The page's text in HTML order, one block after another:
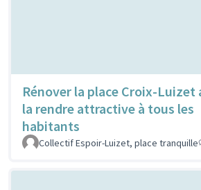
Rénover la place Croix-Luizet
la rendre attractive à tous les
habitants
Collectif Espoir-Luizet, place tranquille